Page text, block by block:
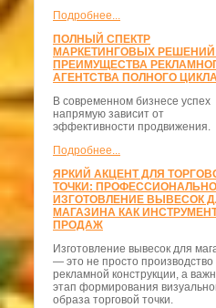
Подробнее...
ПОЛНЫЙ СПЕКТР
МАРКЕТИНГОВЫХ
ПРЕИМУЩЕСТВА
АГЕНТСТВА ПОЛНОГО
В современном бизнесе успех
напрямую зависит от
эффективности продвижения.
Подробнее...
ЯРКИЙ АКЦЕНТ ДЛЯ
ТОЧКИ:
ИЗГОТОВЛЕНИЕ ВЫВЕСОК
МАГАЗИНА КАК
ПРОДАЖ
Изготовление вывесок для
— это не просто производство
рекламной конструкции, а
этап формирования
образа торговой точки.